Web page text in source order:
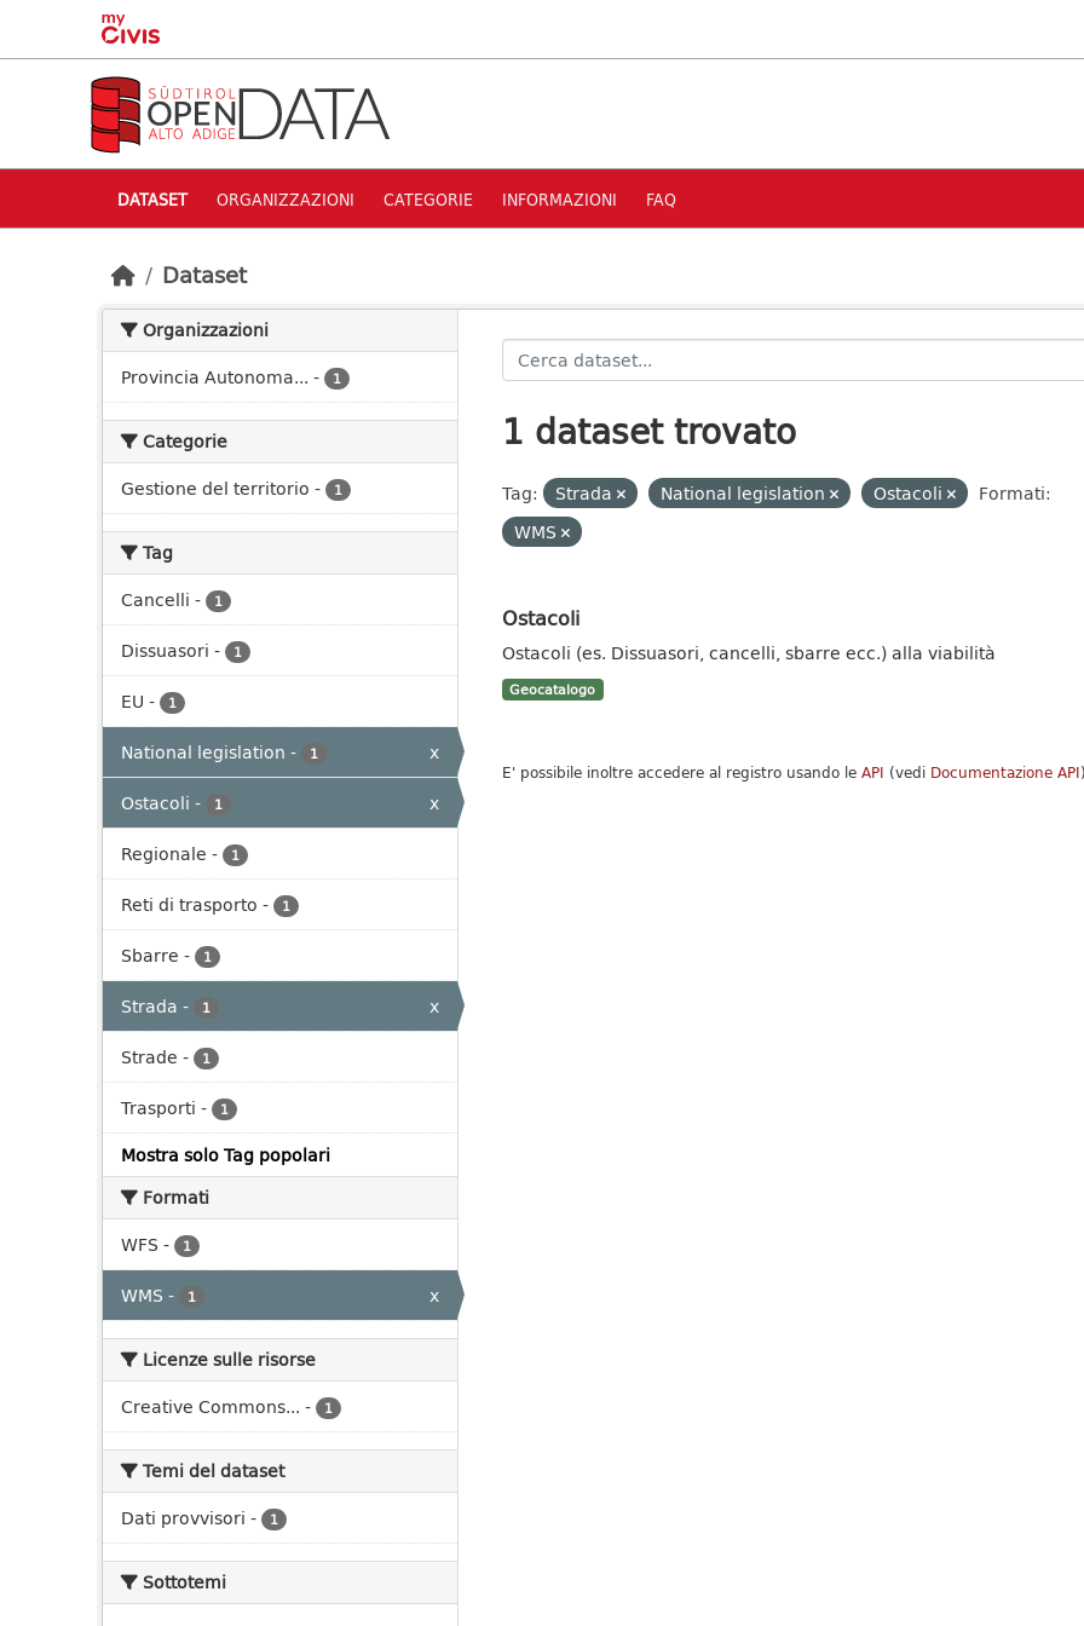
Skip to main content
DATASET ORGANIZZAZIONI CATEGORIE INFORMAZIONI FAQ
Dataset
Organizzazioni
Provincia Autonoma... - 1
Categorie
Gestione del territorio - 1
Tag
Cancelli - 1
Dissuasori - 1
EU - 1
National legislation - 1
x
Ostacoli - 1
x
Regionale - 1
Reti di trasporto - 1
Sbarre - 1
Strada - 1
x
Strade - 1
Trasporti - 1
Mostra solo Tag popolari
Formati
WFS - 1
WMS - 1 x
Licenze sulle risorse
Creative Commons... - 1
Temi del dataset
Dati provvisori - 1
Sottotemi
1 dataset trovato
Tag: Strada National legislation Ostacoli
Formati:
WMS
Ostacoli
Ostacoli (es. Dissuasori, cancelli, sbarre ecc.) alla viabilità
Geocatalogo
E' possibile inoltre accedere al registro usando le API (vedi Documentazione API